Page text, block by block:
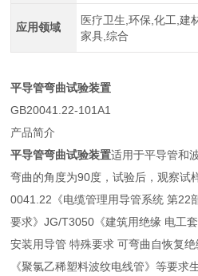
应用领域
医疗卫生,环保,化工,建
家具,综合
平导管弯曲试验装置
GB20041.22-101A1
产品简介
平导管弯曲试验装置适用于平导管和
弯曲的角度为90度，试验后，观察试
0041.22《电缆管理用导管系统 第22
要求》JG/T3050《建筑用绝缘 电工
安装用导管 特殊要求 可弯曲自恢复
《聚氯乙稀塑料波纹电线管》等要求生